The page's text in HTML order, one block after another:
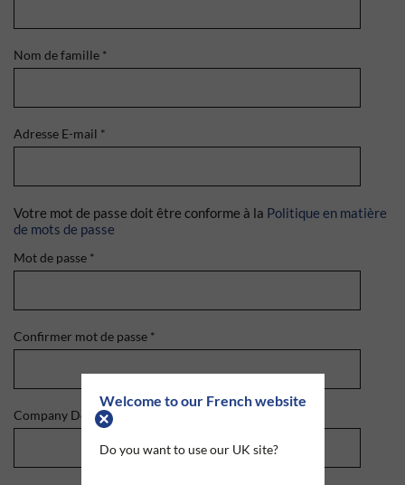
Welcome to our French website
Do you want to use our UK site?
Nom de famille *
Adresse E-mail *
Votre mot de passe doit être conforme à la Politique en matière
de mots de passe
Mot de passe *
Confirmer mot de passe *
Company Domain